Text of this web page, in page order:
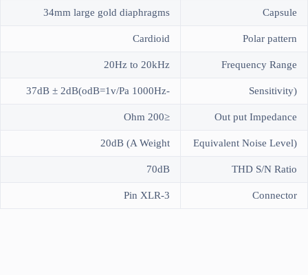
Capsule
34mm large gold diaphragms
Polar pattern
Cardioid
Frequency Range
20Hz to 20kHz
(Sensitivity
-37dB ± 2dB(odB=1v/Pa 1000Hz
Out put Impedance
≤200 Ohm
(Equivalent Noise Level
20dB (A Weight
THD S/N Ratio
70dB
Connector
3-Pin XLR